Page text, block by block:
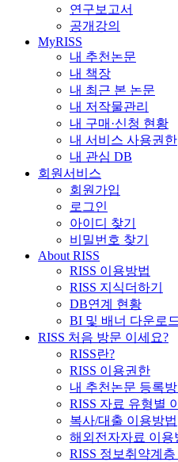
연구보고서
공개강의
MyRISS
내 추천논문
내 책장
내 최근 본 논문
내 저작물관리
내 구매·신청 현황
내 서비스 사용권한
내 관심 DB
회원서비스
회원가입
로그인
아이디 찾기
비밀번호 찾기
About RISS
RISS 이용방법
RISS 지식더하기
DB연계 현황
BI 및 배너 다운로드
RISS 처음 방문 이세요?
RISS란?
RISS 이용권한
내 추천논문 등록
RISS 자료 유형별
복사/대출 이용방법
해외전자자료 이용
RISS 정보취약계